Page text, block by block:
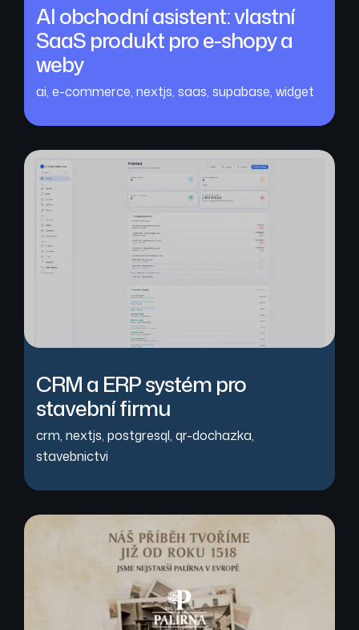
AI obchodní asistent: vlastní
SaaS produkt pro e-shopy a
weby
ai, e-commerce, nextjs, saas, supabase, widget
CRM a ERP systém pro
stavební firmu
crm, nextjs, postgresql, qr-dochazka,
stavebnictvi